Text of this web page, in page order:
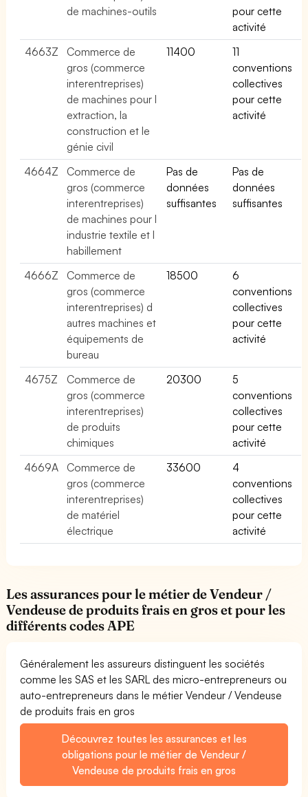
de machines-outils
pour cette
activité
4663Z
Commerce de
gros (commerce
interentreprises)
de machines pour l
extraction, la
construction et le
génie civil
11400
11
conventions
collectives
pour cette
activité
4664Z
Commerce de
gros (commerce
interentreprises)
de machines pour l
industrie textile et l
habillement
Pas de
données
suffisantes
Pas de
données
suffisantes
4666Z
Commerce de
gros (commerce
interentreprises) d
autres machines et
équipements de
bureau
18500
6
conventions
collectives
pour cette
activité
4675Z
Commerce de
gros (commerce
interentreprises)
de produits
chimiques
20300
5
conventions
collectives
pour cette
activité
4669A
Commerce de
gros (commerce
interentreprises)
de matériel
électrique
33600
4
conventions
collectives
pour cette
activité
Les assurances pour le métier de Vendeur /
Vendeuse de produits frais en gros et pour les
différents codes APE
Généralement les assureurs distinguent les sociétés
comme les SAS et les SARL des micro-entrepreneurs ou
auto-entrepreneurs dans le métier Vendeur / Vendeuse
de produits frais en gros
Découvrez toutes les assurances et les
obligations pour le métier de Vendeur /
Vendeuse de produits frais en gros